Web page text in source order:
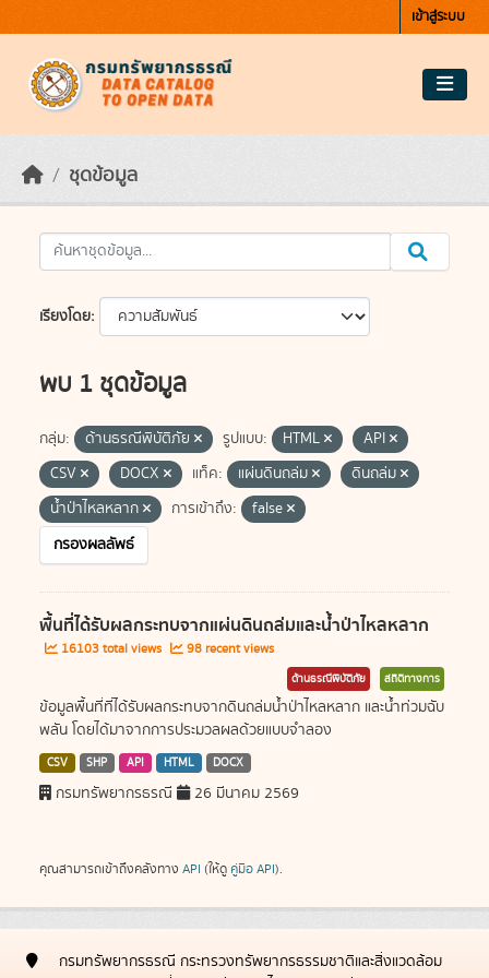
เข้าสู่ระบบ
ชุดข้อมูล
เรียงโดย
พบ 1 ชุดข้อมูล
กลุ่ม: ด้านธรณีพิบัติภัย รูปแบบ: HTML
API
CSV
DOCX แท็ค: แผ่นดินถล่ม
ดินถล่ม
น้ำป่าไหลหลาก
การเข้าถึง:
false
กรองผลลัพธ์
พื้นที่ได้รับผลกระทบจากแผ่นดินถล่มและน้ำป่าไหลหลาก
16103 total views 98 recent views
ด้านธรณีพิบัติภัย สถิติทางการ
ข้อมูลพื้นที่ที่ได้รับผลกระทบจากดินถล่มน้ำป่าไหลหลาก และน้ำท่วมฉับ
พลัน โดยได้มาจากการประมวลผลด้วยแบบจำลอง
CSV SHP API HTML DOCX
กรมทรัพยากรธรณี 26 มีนาคม 2569
คุณสามารถเข้าถึงคลังทาง API (ให้ดู คู่มือ API).
กรมทรัพยากรธรณี กระทรวงทรัพยากรธรรมชาติและสิ่งแวดล้อม